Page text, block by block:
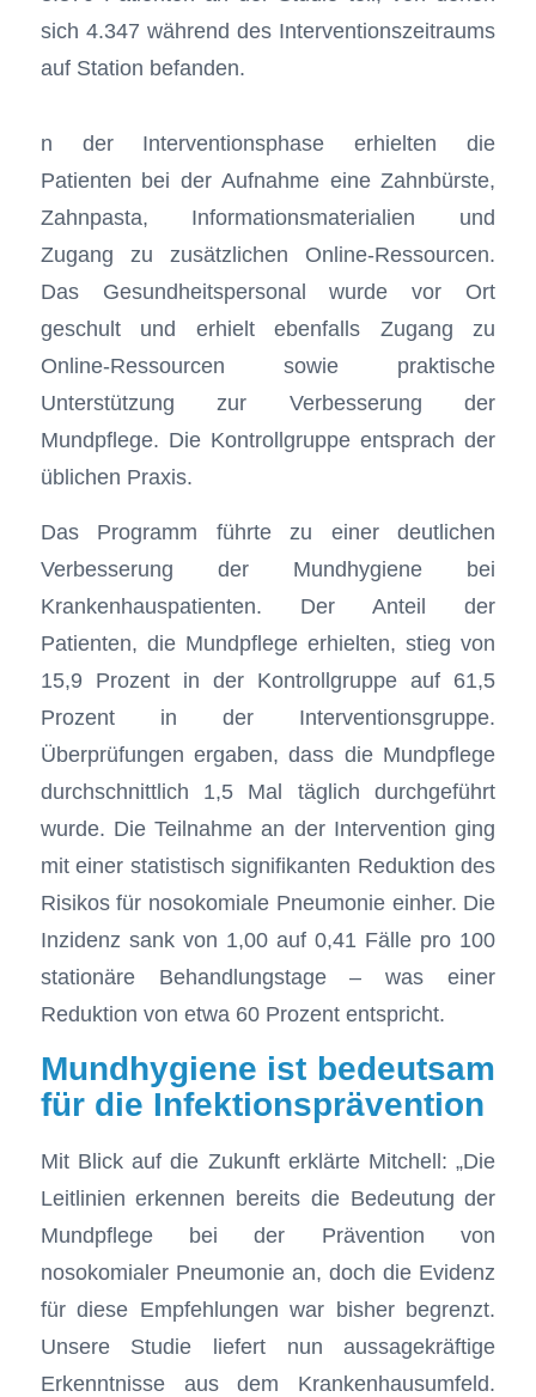
sich 4.347 während des Interventionszeitraums
auf Station befanden.
n der Interventionsphase erhielten die
Patienten bei der Aufnahme eine Zahnbürste,
Zahnpasta, Informationsmaterialien und
Zugang zu zusätzlichen Online-Ressourcen.
Das Gesundheitspersonal wurde vor Ort
geschult und erhielt ebenfalls Zugang zu
Online-Ressourcen sowie praktische
Unterstützung zur Verbesserung der
Mundpflege. Die Kontrollgruppe entsprach der
üblichen Praxis.
Das Programm führte zu einer deutlichen
Verbesserung der Mundhygiene bei
Krankenhauspatienten. Der Anteil der
Patienten, die Mundpflege erhielten, stieg von
15,9 Prozent in der Kontrollgruppe auf 61,5
Prozent in der Interventionsgruppe.
Überprüfungen ergaben, dass die Mundpflege
durchschnittlich 1,5 Mal täglich durchgeführt
wurde. Die Teilnahme an der Intervention ging
mit einer statistisch signifikanten Reduktion des
Risikos für nosokomiale Pneumonie einher. Die
Inzidenz sank von 1,00 auf 0,41 Fälle pro 100
stationäre Behandlungstage – was einer
Reduktion von etwa 60 Prozent entspricht.
Mundhygiene ist bedeutsam
für die Infektionsprävention
Mit Blick auf die Zukunft erklärte Mitchell: „Die
Leitlinien erkennen bereits die Bedeutung der
Mundpflege bei der Prävention von
nosokomialer Pneumonie an, doch die Evidenz
für diese Empfehlungen war bisher begrenzt.
Unsere Studie liefert nun aussagekräftige
Erkenntnisse aus dem Krankenhausumfeld.